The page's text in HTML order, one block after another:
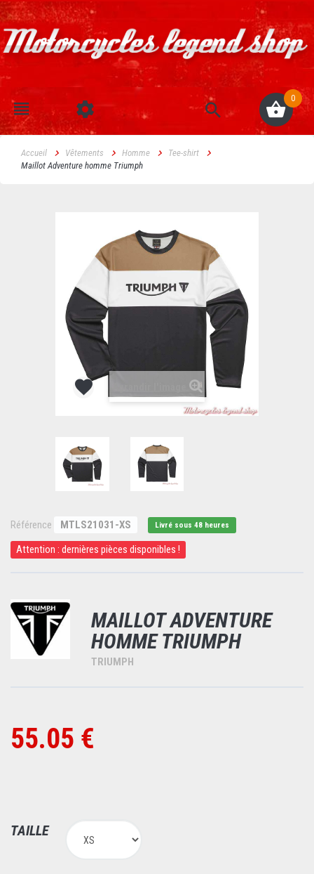
0
Accueil Vêtements Homme
Tee-shirt
Maillot Adventure homme Triumph
Référence MTLS21031-XS Livré sous 48 heures
Attention : dernières pièces disponibles !
MAILLOT ADVENTURE
HOMME TRIUMPH
TRIUMPH
55.05 €
TAILLE